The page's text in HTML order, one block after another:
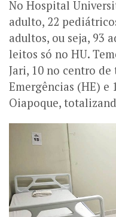
No Hospital
adulto, 22
adultos, ou seja, 93
leitos só no HU.
Jari, 10 no centro
Emergências (HE)
Oiapoque,